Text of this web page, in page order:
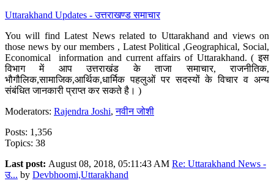
Uttarakhand Updates - उत्तराखण्ड समाचार
You will find Latest News related to Uttarakhand and views on
those news by our members , Latest Political ,Geographical, Social,
Economical information and current affairs of Uttarakhand. ( इस
विभाग में आप उत्तराखंड के ताजा समाचार, राजनीतिक,
भौगौलिक,सामाजिक,आर्थिक,धार्मिक पहलुओं पर सदस्यों के विचार व अन्य
संबंधित जानकारी प्राप्त कर सकते है। )
Moderators: Rajendra Joshi,नवीन जोशी
Posts: 1,356
Topics: 38
Last post: August 08, 2018, 05:11:43 AM Re: Uttarakhand News -
उ... by Devbhoomi,Uttarakhand